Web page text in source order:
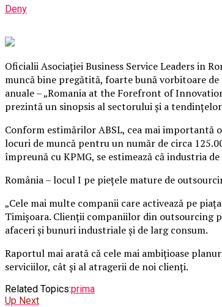
Deny
Oficialii Asociaţiei Business Service Leaders in
muncă bine pregătită, foarte bună vorbitoare
anuale – „Romania at the Forefront of
prezintă un sinopsis al sectorului şi a
Conform estimărilor ABSL, cea mai importantă
locuri de muncă pentru un număr de circa
împreună cu KPMG, se estimează că industria
România – locul I pe pieţele mature de
„Cele mai multe companii care activează pe
Timişoara. Clienţii companiilor din outsourcing
afaceri şi bunuri industriale şi de larg consum.
Raportul mai arată că cele mai ambiţioase
serviciilor, cât şi al atragerii de noi clienţi.
Related Topics:prima
Up Next